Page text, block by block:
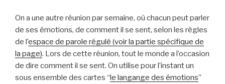
On a une autre réunion par semaine, où chacun peut parler
de ses émotions, de comment il se sent, selon les règles
de l’espace de parole régulé (voir la partie spécifique de
la page). Lors de cette réunion, tout le monde a l’occasion
de dire comment il se sent. On utilise pour l’instant un
sous ensemble des cartes “le langange des émotions”